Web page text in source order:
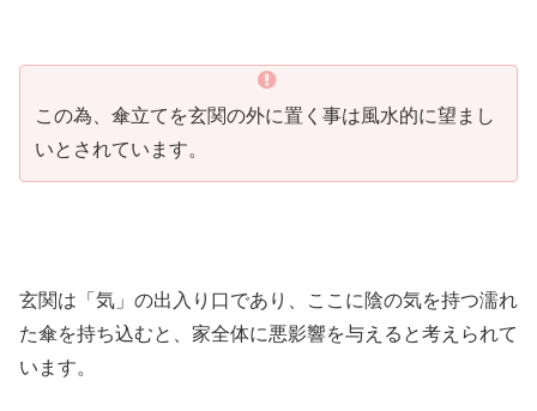
この為、傘立てを玄関の外に置く事は風水的に望まし
いとされています。
玄関は「気」の出入り口であり、ここに陰の気を持つ濡れ
た傘を持ち込むと、家全体に悪影響を与えると考えられて
います。